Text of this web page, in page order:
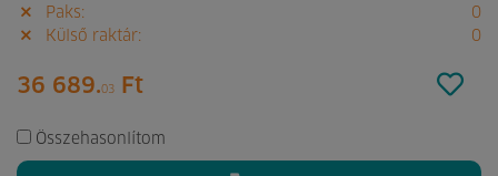
Paks:
0
Külső raktár:
0
36 689.03 Ft
Összehasonlítom